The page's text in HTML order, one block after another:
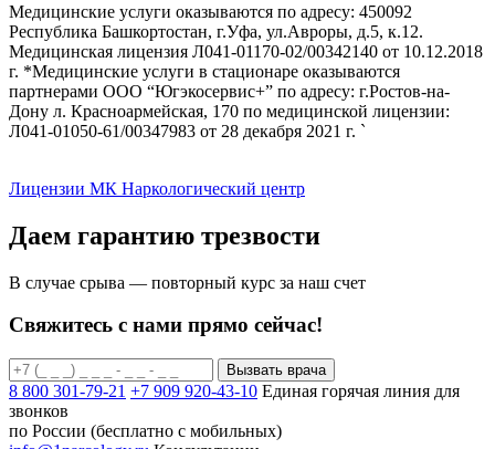
Медицинские услуги оказываются по адресу: 450092
Республика Башкортостан, г.Уфа, ул.Авроры, д.5, к.12.
Медицинская лицензия Л041-01170-02/00342140 от 10.12.2018
г. *Медицинские услуги в стационаре оказываются
партнерами ООО “Югэкосервис+” по адресу: г.Ростов-на-
Дону л. Красноармейская, 170 по медицинской лицензии:
Л041-01050-61/00347983 от 28 декабря 2021 г. `
Лицензии МК Наркологический центр
Даем гарантию трезвости
В случае срыва — повторный курс за наш счет
Свяжитесь с нами прямо сейчас!
Вызвать врача
8 800 301-79-21 +7 909 920-43-10 Единая горячая линия для
звонков
по России (бесплатно с мобильных)